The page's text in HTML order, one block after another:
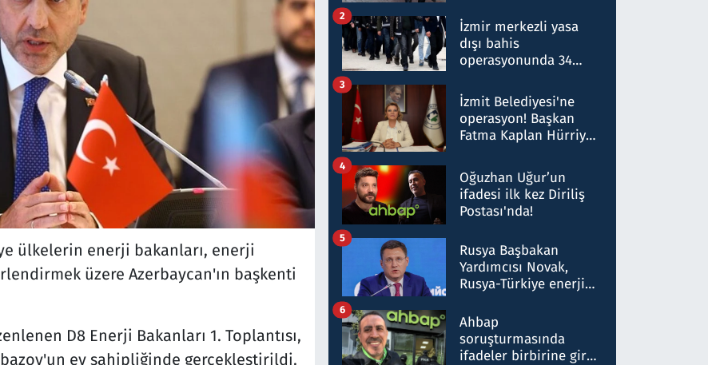
ülkelerin enerji bakanları, enerji
üzere Azerbaycan'ın başkenti
D8 Enerji Bakanları 1. Toplantısı,
ev sahipliğinde gerçekleştirildi.
hakkında gözaltı kararı
İzmir merkezli yasa
dışı bahis
operasyonunda 34
Milyar liralık para
trafiği tespit edildi
2
İzmit Belediyesi'ne
operasyon! Başkan
Fatma Kaplan Hürriyet
3
Oğuzhan Uğur’un
ifadesi ilk kez Diriliş
Postası'nda!
4
Rusya Başbakan
Yardımcısı Novak,
Rusya-Türkiye enerji
nitelikte olduğunu
belirtti
5
Ahbap
soruşturmasında
ifadeler birbirine girdi:
6